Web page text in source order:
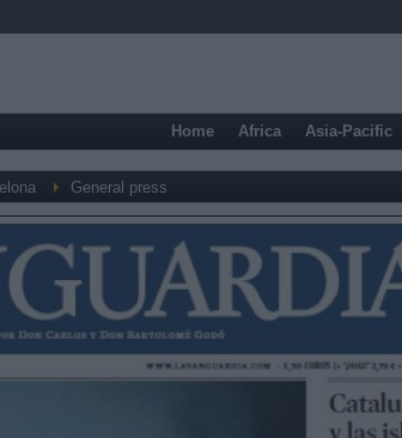
Home Africa Asia-Pacific
General press